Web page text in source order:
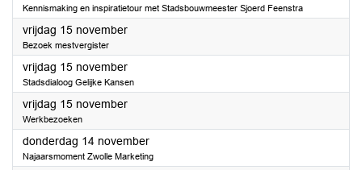
Kennismaking en inspiratietour met Stadsbouwmeester Sjoerd Feenstra
vrijdag 15 november2024
Bezoek mestvergister
vrijdag 15 november2024
Stadsdialoog Gelijke Kansen
vrijdag 15 november2024
Werkbezoeken
donderdag 14 november2024
Najaarsmoment Zwolle Marketing